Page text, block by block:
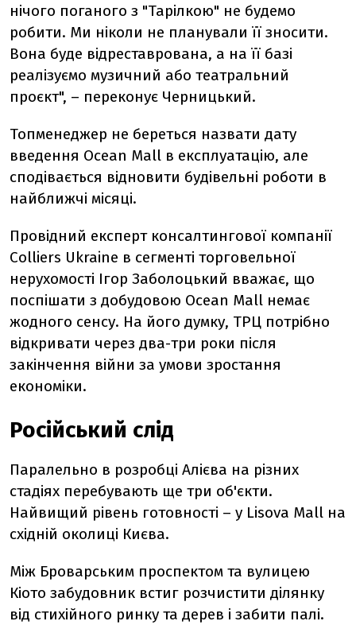
нічого поганого з "Тарілкою" не будемо
робити. Ми ніколи не планували її зносити.
Вона буде відреставрована, а на її базі
реалізуємо музичний або театральний
проєкт", – переконує Черницький.
Топменеджер не береться назвати дату
введення Ocean Mall в експлуатацію, але
сподівається відновити будівельні роботи в
найближчі місяці.
Провідний експерт консалтингової компанії
Colliers Ukraine в сегменті торговельної
нерухомості Ігор Заболоцький вважає, що
поспішати з добудовою Ocean Mall немає
жодного сенсу. На його думку, ТРЦ потрібно
відкривати через два-три роки після
закінчення війни за умови зростання
економіки.
Російський слід
Паралельно в розробці Алієва на різних
стадіях перебувають ще три об'єкти.
Найвищий рівень готовності – у Lisova Mall на
східній околиці Києва.
Між Броварським проспектом та вулицею
Кіото забудовник встиг розчистити ділянку
від стихійного ринку та дерев і забити палі.